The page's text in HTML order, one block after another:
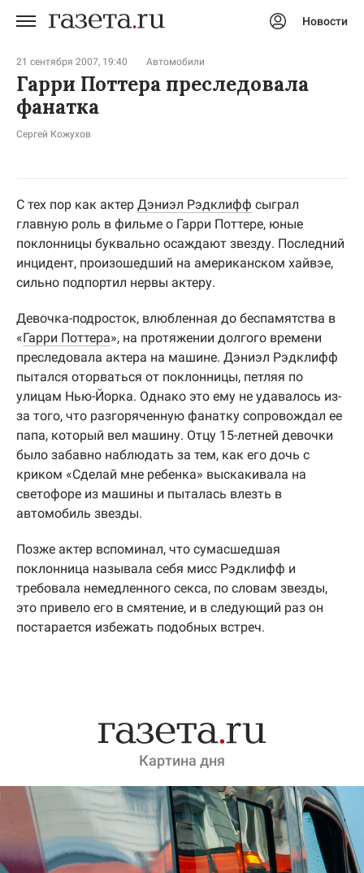
Новости
21 сентября 2007, 19:40 Автомобили
Гарри Поттера преследовала
фанатка
Сергей Кожухов
С тех пор как актер Дэниэл Рэдклифф сыграл
главную роль в фильме о Гарри Поттере, юные
поклонницы буквально осаждают звезду. Последний
инцидент, произошедший на американском хайвэе,
сильно подпортил нервы актеру.
Девочка-подросток, влюбленная до беспамятства в
«Гарри Поттера», на протяжении долгого времени
преследовала актера на машине. Дэниэл Рэдклифф
пытался оторваться от поклонницы, петляя по
улицам Нью-Йорка. Однако это ему не удавалось из-
за того, что разгоряченную фанатку сопровождал ее
папа, который вел машину. Отцу 15-летней девочки
было забавно наблюдать за тем, как его дочь с
криком «Сделай мне ребенка» выскакивала на
светофоре из машины и пыталась влезть в
автомобиль звезды.
Позже актер вспоминал, что сумасшедшая
поклонница называла себя мисс Рэдклифф и
требовала немедленного секса, по словам звезды,
это привело его в смятение, и в следующий раз он
постарается избежать подобных встреч.
Картина дня